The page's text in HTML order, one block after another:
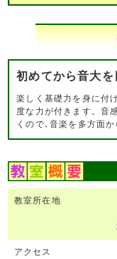
初めてから音大を
楽しく基礎力を身に付
度な力が付きます。音
くので､音楽を多方面
教室所在地
アクセス